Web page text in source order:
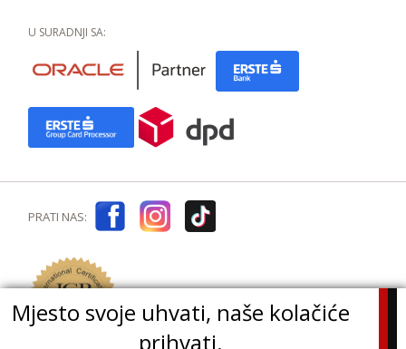
U SURADNJI SA:
PRATI NAS:
Mjesto svoje uhvati, naše kolačiće
prihvati.